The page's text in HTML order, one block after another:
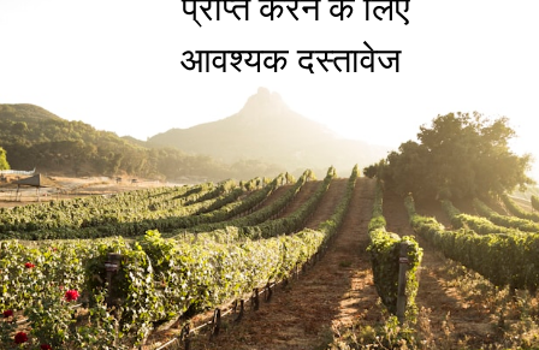
प्राप्त करने के लिए
आवश्यक दस्तावेज
प्राप्त करने के लिए
आवश्यक दस्तावेज